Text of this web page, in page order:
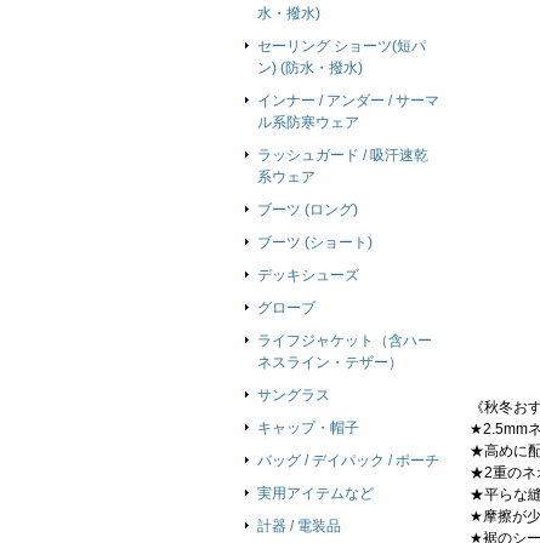
《秋冬お
★2.5mm
★高めに
★2重のネ
★平らな
★摩擦が
★裾のシ
水・撥水)
セーリング ショーツ(短パ
ン) (防水・撥水)
インナー / アンダー / サーマ
ル系防寒ウェア
ラッシュガード / 吸汗速乾
系ウェア
ブーツ (ロング)
ブーツ (ショート)
デッキシューズ
グローブ
ライフジャケット（含ハー
ネスライン・テザー）
サングラス
キャップ・帽子
バッグ / デイパック / ポーチ
実用アイテムなど
計器 / 電装品